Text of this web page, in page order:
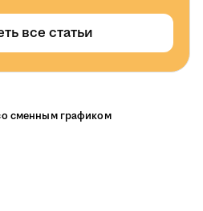
все статьи
сменным графиком